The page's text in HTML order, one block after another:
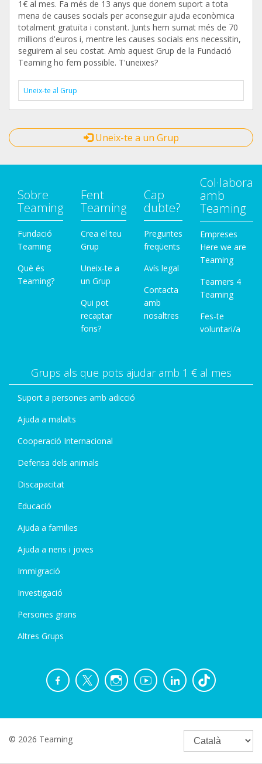
1€ al mes. Fa més de 13 anys que donem suport a tota
mena de causes socials per aconseguir ajuda econòmica
totalment gratuïta i constant. Junts hem sumat més de 70
millions d'euros i, mentre les causes socials ens necessitin,
seguirem al seu costat. Amb aquest Grup de la Fundació
Teaming ho fem possible. T'uneixes?
Uneix-te al Grup
Uneix-te a un Grup
Sobre
Teaming
Fundació
Teaming
Què és
Teaming?
Fent
Teaming
Crea el teu
Grup
Uneix-te a
un Grup
Qui pot
recaptar
fons?
Cap
dubte?
Preguntes
freqüents
Avís legal
Contacta
amb
nosaltres
Col·labora
amb
Teaming
Empreses
Here we are
Teaming
Teamers 4
Teaming
Fes-te
voluntari/a
Grups als que pots ajudar amb 1 € al mes
Suport a persones amb adicció
Ajuda a malalts
Cooperació Internacional
Defensa dels animals
Discapacitat
Educació
Ajuda a families
Ajuda a nens i joves
Immigració
Investigació
Persones grans
Altres Grups
© 2026 Teaming